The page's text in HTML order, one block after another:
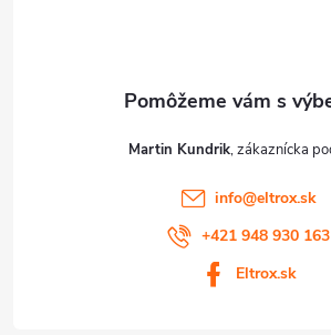
Martin Kundrik
info@eltrox.sk
+421 948 930 163
Eltrox.sk